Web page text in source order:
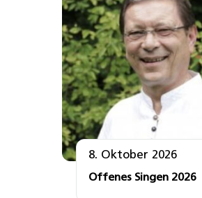
8. Oktober 2026
Offenes Singen 2026